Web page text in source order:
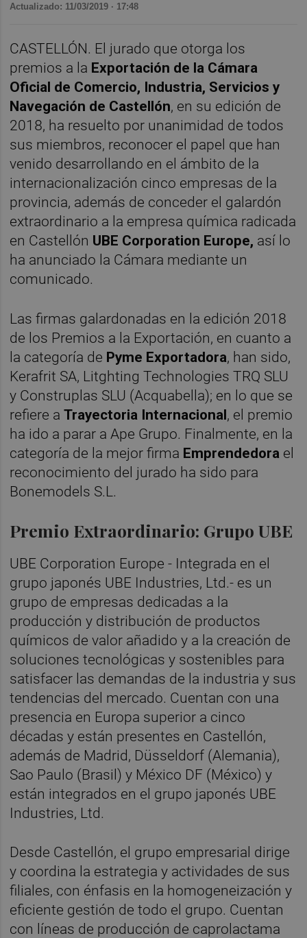
Actualizado: 11/03/2019 · 17:48
CASTELLÓN. El jurado que otorga los
premios a la Exportación de la Cámara
Oficial de Comercio, Industria, Servicios y
Navegación de Castellón, en su edición de
2018, ha resuelto por unanimidad de todos
sus miembros, reconocer el papel que han
venido desarrollando en el ámbito de la
internacionalización cinco empresas de la
provincia, además de conceder el galardón
extraordinario a la empresa química radicada
en Castellón UBE Corporation Europe, así lo
ha anunciado la Cámara mediante un
comunicado.
Las firmas galardonadas en la edición 2018
de los Premios a la Exportación, en cuanto a
la categoría de Pyme Exportadora, han sido,
Kerafrit SA, Litghting Technologies TRQ SLU
y Construplas SLU (Acquabella); en lo que se
refiere aTrayectoria Internacional, el premio
ha ido a parar a Ape Grupo. Finalmente, en la
categoría de la mejor firma Emprendedora el
reconocimiento del jurado ha sido para
Bonemodels S.L.
Premio Extraordinario: Grupo UBE
UBE Corporation Europe - Integrada en el
grupo japonés UBE Industries, Ltd.- es un
grupo de empresas dedicadas a la
producción y distribución de productos
químicos de valor añadido y a la creación de
soluciones tecnológicas y sostenibles para
satisfacer las demandas de la industria y sus
tendencias del mercado. Cuentan con una
presencia en Europa superior a cinco
décadas y están presentes en Castellón,
además de Madrid, Düsseldorf (Alemania),
Sao Paulo (Brasil) y México DF (México) y
están integrados en el grupo japonés UBE
Industries, Ltd.
Desde Castellón, el grupo empresarial dirige
y coordina la estrategia y actividades de sus
filiales, con énfasis en la homogeneización y
eficiente gestión de todo el grupo. Cuentan
con líneas de producción de caprolactama